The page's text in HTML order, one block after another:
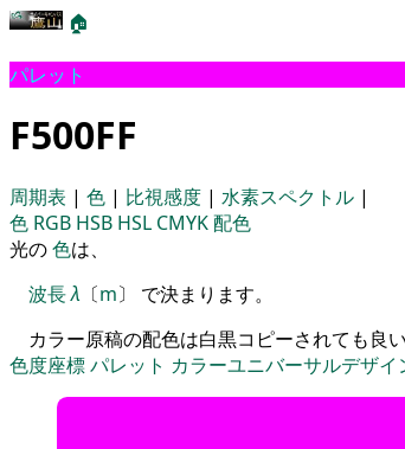
🏠
パレット
F500FF
周期表 | 色 | 比視感度 | 水素スペクトル |
色 RGB HSB HSL CMYK配色
光の色は、
波長λ 〔m〕 で決まります。
カラー原稿の配色は白黒コピーされても良
色度座標パレット カラーユニバーサルデザイ